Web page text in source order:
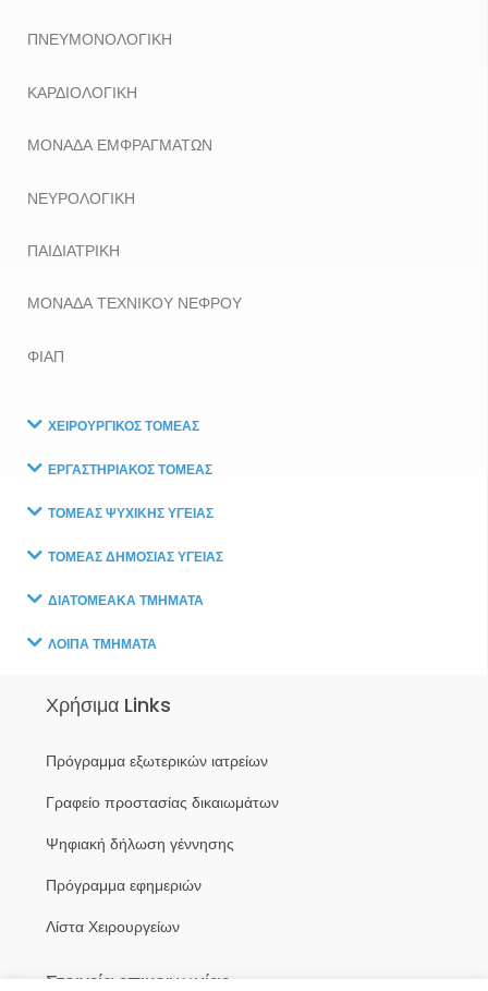
ΠΝΕΥΜΟΝΟΛΟΓΙΚΗ
ΚΑΡΔΙΟΛΟΓΙΚΗ
ΜΟΝΑΔΑ ΕΜΦΡΑΓΜΑΤΩΝ
ΝΕΥΡΟΛΟΓΙΚΗ
ΠΑΙΔΙΑΤΡΙΚΗ
ΜΟΝΑΔΑ ΤΕΧΝΙΚΟΥ ΝΕΦΡΟΥ
ΦΙΑΠ
ΧΕΙΡΟΥΡΓΙΚΟΣ ΤΟΜΕΑΣ
ΕΡΓΑΣΤΗΡΙΑΚΟΣ ΤΟΜΕΑΣ
ΤΟΜΕΑΣ ΨΥΧΙΚΗΣ ΥΓΕΙΑΣ
ΤΟΜΕΑΣ ΔΗΜΟΣΙΑΣ ΥΓΕΙΑΣ
ΔΙΑΤΟΜΕΑΚΑ ΤΜΗΜΑΤΑ
ΛΟΙΠΑ ΤΜΗΜΑΤΑ
Χρήσιμα Links
Πρόγραμμα εξωτερικών ιατρείων
Γραφείο προστασίας δικαιωμάτων
Ψηφιακή δήλωση γέννησης
Πρόγραμμα εφημεριών
Λίστα Χειρουργείων
Στοιχεία επικοινωνίας